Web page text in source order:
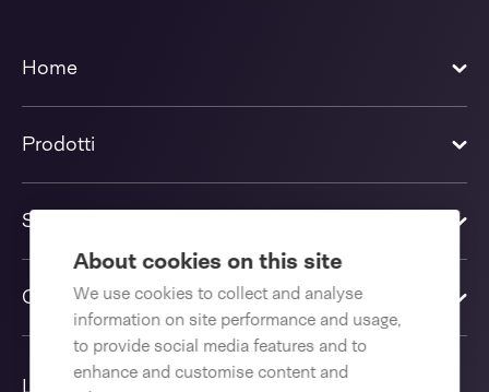
About cookies on this site
We use cookies to collect and analyse
information on site performance and usage,
to provide social media features and to
enhance and customise content and
Home
Prodotti
Soluzioni
Contattaci
Lingua